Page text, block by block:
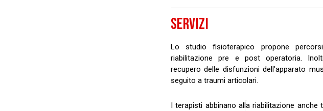
SERVIZI
Lo studio fisioterapico propone
riabilitazione pre e post operatoria.
recupero delle disfunzioni dell’apparato
seguito a traumi articolari.
I terapisti abbinano alla riabilitazione anche